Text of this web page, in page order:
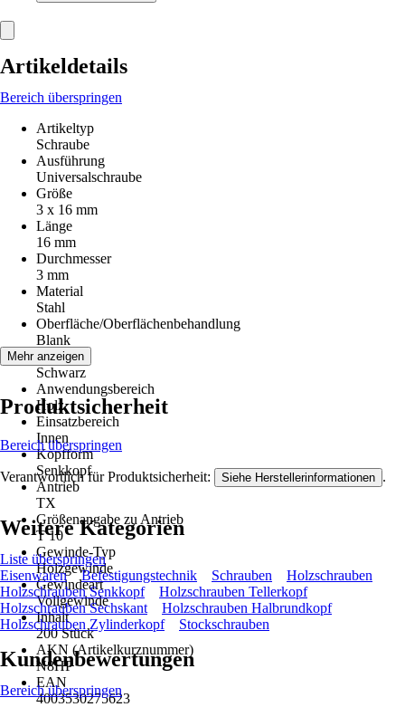
Artikeldetails
Bereich überspringen
Artikeltyp
Schraube
Ausführung
Universalschraube
Größe
3 x 16 mm
Länge
16 mm
Durchmesser
3 mm
Material
Stahl
Oberfläche/Oberflächenbehandlung
Blank
Farbton
Schwarz
Anwendungsbereich
Holz
Einsatzbereich
Innen
Kopfform
Senkkopf
Antrieb
TX
Größenangabe zu Antrieb
T 10
Gewinde-Typ
Holzgewinde
Gewindeart
Vollgewinde
Inhalt
200 Stück
AKN (Artikelkurznummer)
N8HP
EAN
4003530275623
Mehr anzeigen
Produktsicherheit
Bereich überspringen
Verantwortlich für Produktsicherheit: Siehe Herstellerinformationen .
Weitere Kategorien
Liste überspringen
Eisenwaren
Befestigungstechnik Schrauben
Holzschrauben
Holzschrauben Senkkopf
Holzschrauben Tellerkopf
Holzschrauben Sechskant
Holzschrauben Halbrundkopf
Holzschrauben Zylinderkopf
Stockschrauben
Kundenbewertungen
Bereich überspringen